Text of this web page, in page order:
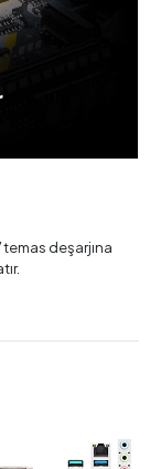
temas deşarjına